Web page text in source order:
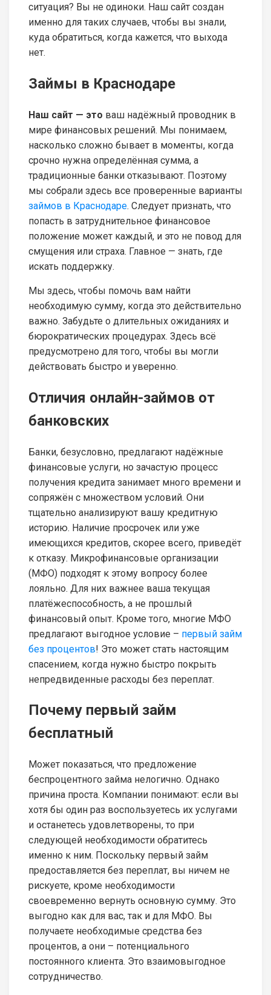
ситуация? Вы не одиноки. Наш сайт создан
именно для таких случаев, чтобы вы знали,
куда обратиться, когда кажется, что выхода
нет.
Займы в Краснодаре
Наш сайт — это ваш надёжный проводник в
мире финансовых решений. Мы понимаем,
насколько сложно бывает в моменты, когда
срочно нужна определённая сумма, а
традиционные банки отказывают. Поэтому
мы собрали здесь все проверенные варианты
займов в Краснодаре. Следует признать, что
попасть в затруднительное финансовое
положение может каждый, и это не повод для
смущения или страха. Главное — знать, где
искать поддержку.
Мы здесь, чтобы помочь вам найти
необходимую сумму, когда это действительно
важно. Забудьте о длительных ожиданиях и
бюрократических процедурах. Здесь всё
предусмотрено для того, чтобы вы могли
действовать быстро и уверенно.
Отличия онлайн-займов от
банковских
Банки, безусловно, предлагают надёжные
финансовые услуги, но зачастую процесс
получения кредита занимает много времени и
сопряжён с множеством условий. Они
тщательно анализируют вашу кредитную
историю. Наличие просрочек или уже
имеющихся кредитов, скорее всего, приведёт
к отказу. Микрофинансовые организации
(МФО) подходят к этому вопросу более
лояльно. Для них важнее ваша текущая
платёжеспособность, а не прошлый
финансовый опыт. Кроме того, многие МФО
предлагают выгодное условие – первый займ
без процентов! Это может стать настоящим
спасением, когда нужно быстро покрыть
непредвиденные расходы без переплат.
Почему первый займ
бесплатный
Может показаться, что предложение
беспроцентного займа нелогично. Однако
причина проста. Компании понимают: если вы
хотя бы один раз воспользуетесь их услугами
и останетесь удовлетворены, то при
следующей необходимости обратитесь
именно к ним. Поскольку первый займ
предоставляется без переплат, вы ничем не
рискуете, кроме необходимости
своевременно вернуть основную сумму. Это
выгодно как для вас, так и для МФО. Вы
получаете необходимые средства без
процентов, а они – потенциального
постоянного клиента. Это взаимовыгодное
сотрудничество.